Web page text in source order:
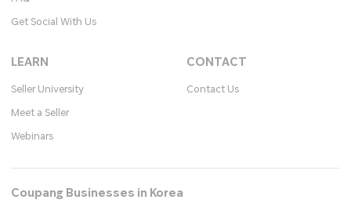
Get Social With Us
LEARN
Seller University
Meet a Seller
Webinars
CONTACT
Contact Us
Coupang Businesses in Korea